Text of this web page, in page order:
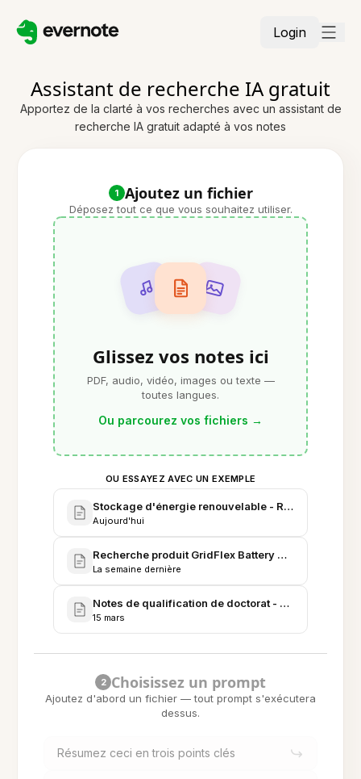
Login
Assistant de recherche IA gratuit
Apportez de la clarté à vos recherches avec un assistant de
recherche IA gratuit adapté à vos notes
1 Ajoutez un fichier
Déposez tout ce que vous souhaitez utiliser.
Glissez vos notes ici
PDF, audio, vidéo, images ou texte —
toutes langues.
Ou parcourez vos fichiers →
OU ESSAYEZ AVEC UN EXEMPLE
Stockage d'énergie renouvelable - Revue de
Aujourd'hui
Recherche produit GridFlex Battery & feuille de
La semaine dernière
Notes de qualification de doctorat - Systèmes
15 mars
2 Choisissez un prompt
Ajoutez d'abord un fichier — tout prompt s'exécutera
dessus.
Résumez ceci en trois points clés